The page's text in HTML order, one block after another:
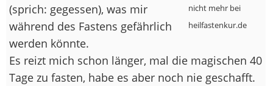
nicht mehr bei
heilfastenkur.de
(sprich: gegessen), was mir
während des Fastens gefährlich
werden könnte.
Es reizt mich schon länger, mal die magischen 40
Tage zu fasten, habe es aber noch nie geschafft.